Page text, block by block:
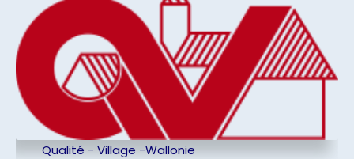
Qualité - Village -Wallonie